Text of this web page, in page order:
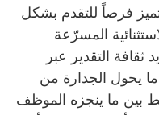
فرصاً للتقدم بشكل
المسرّعة
ثقافة التقدير عبر
ما يحول الجدارة من
بين ما ينجزه الموظف